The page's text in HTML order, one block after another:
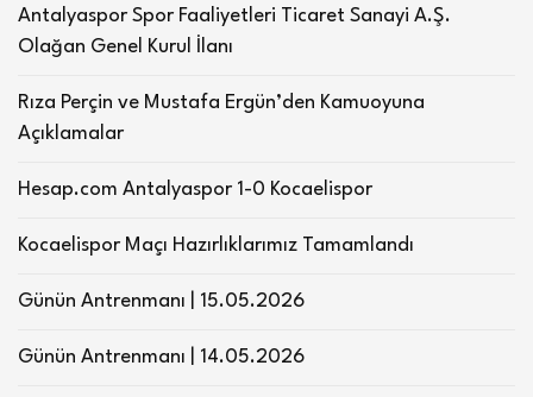
Antalyaspor Spor Faaliyetleri Ticaret Sanayi A.Ş.
Olağan Genel Kurul İlanı
Rıza Perçin ve Mustafa Ergün’den Kamuoyuna
Açıklamalar
Hesap.com Antalyaspor 1-0 Kocaelispor
Kocaelispor Maçı Hazırlıklarımız Tamamlandı
Günün Antrenmanı | 15.05.2026
Günün Antrenmanı | 14.05.2026